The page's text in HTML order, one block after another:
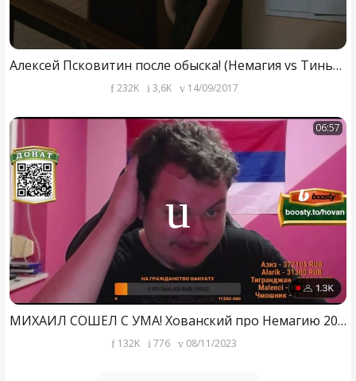
Алексей Псковитин после обыска! (Немагия vs Тиньков)
232K 3,6K 14/09/2017
06:57
МИХАИЛ СОШЁЛ С УМА! Хованский про Немагию 2023
132K 776 08/11/2023